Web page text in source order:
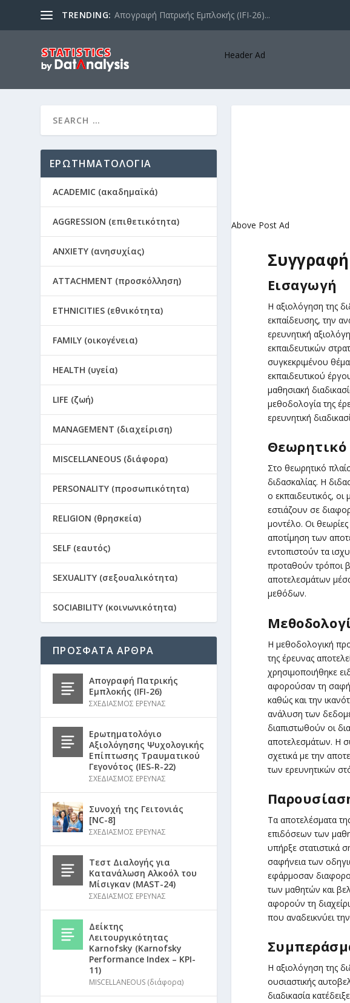
TRENDING: Απογραφή Πατρικής Εμπλοκής (IFI-26)...
Header Ad
Above Post Ad
Εισαγωγή
Η αξιολόγηση της
εκπαίδευσης, την
ερευνητική
εκπαιδευτικών
συγκεκριμένου
εκπαιδευτικού
μαθησιακή
μεθοδολογία της
ερευνητική
Θεωρητικό
Στο θεωρητικό
διδασκαλίας. Η
ο εκπαιδευτικός, οι
εστιάζουν σε
μοντέλο. Οι
αποτίμηση των
εντοπιστούν τα
προταθούν τρόποι
αποτελεσμάτων
μεθόδων.
Η μεθοδολογική
της έρευνας
χρησιμοποιήθηκε
αφορούσαν τη
καθώς και την
ανάλυση των
διαπιστωθούν οι
αποτελεσμάτων. Η
σχετικά με την
των ερευνητικών
Τα αποτελέσματα
επιδόσεων των
υπήρξε στατιστικά
σαφήνεια των
εφάρμοσαν
των μαθητών και
αφορούν τη
που αναδεικνύει
Η αξιολόγηση της
ουσιαστικής
διαδικασία
ΕΡΩΤΗΜΑΤΟΛΟΓΙΑ
ACADEMIC (ακαδημαϊκά)
AGGRESSION (επιθετικότητα)
ANXIETY (ανησυχίας)
ATTACHMENT (προσκόλληση)
ETHNICITIES (εθνικότητα)
FAMILY (οικογένεια)
HEALTH (υγεία)
LIFE (ζωή)
MANAGEMENT (διαχείριση)
MISCELLANEOUS (διάφορα)
PERSONALITY (προσωπικότητα)
RELIGION (θρησκεία)
SELF (εαυτός)
SEXUALITY (σεξουαλικότητα)
SOCIABILITY (κοινωνικότητα)
ΠΡΟΣΦΑΤΑ ΑΡΘΡΑ
Απογραφή Πατρικής
Εμπλοκής (IFI-26)
ΣΧΕΔΙΑΣΜΟΣ ΕΡΕΥΝΑΣ
Ερωτηματολόγιο
Αξιολόγησης Ψυχολογικής
Επίπτωσης Τραυματικού
Γεγονότος (IES-R-22)
ΣΧΕΔΙΑΣΜΟΣ ΕΡΕΥΝΑΣ
Συνοχή της Γειτονιάς
[NC-8]
ΣΧΕΔΙΑΣΜΟΣ ΕΡΕΥΝΑΣ
Τεστ Διαλογής για
Κατανάλωση Αλκοόλ του
Μίσιγκαν (MAST-24)
ΣΧΕΔΙΑΣΜΟΣ ΕΡΕΥΝΑΣ
Δείκτης
Λειτουργικότητας
Karnofsky (Karnofsky
Performance Index – KPI-
11)
MISCELLANEOUS (διάφορα)